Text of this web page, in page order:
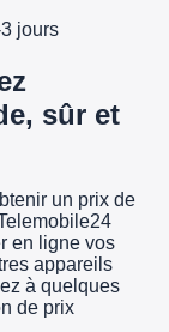
jours
sûr et
un prix de
en ligne vos
appareils
à quelques
de prix